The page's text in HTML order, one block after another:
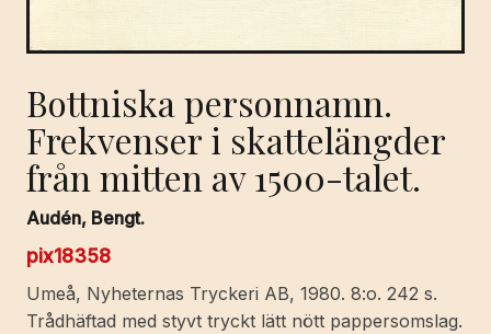
Bottniska personnamn.
Frekvenser i skattelängder
från mitten av 1500-talet.
Audén, Bengt.
pix18358
Umeå, Nyheternas Tryckeri AB, 1980. 8:o. 242 s.
Trådhäftad med styvt tryckt lätt nött pappersomslag.